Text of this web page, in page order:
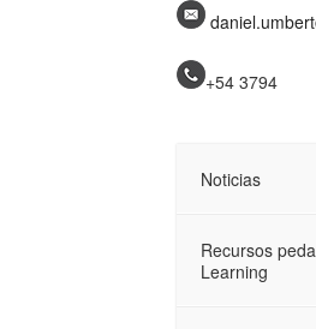
+54 3794
Noticias
Recursos
Learning